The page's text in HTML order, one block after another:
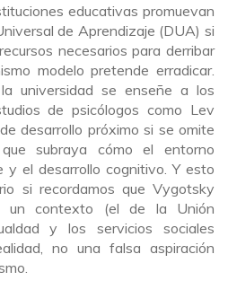
educativas promuevan
de Aprendizaje (DUA) si
necesarios para derribar
modelo pretende erradicar.
universidad se enseñe a los
de psicólogos como Lev
desarrollo próximo si se omite
subraya cómo el entorno
y el desarrollo cognitivo. Y esto
si recordamos que Vygotsky
un contexto (el de la Unión
y los servicios sociales
no una falsa aspiración